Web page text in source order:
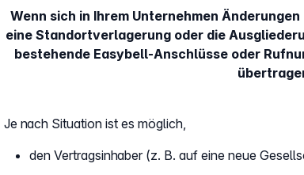
Wenn sich in Ihrem Unternehmen
eine Standortverlagerung oder die
bestehende Easybell-Anschlüsse oder
Je nach Situation ist es möglich,
den Vertragsinhaber (z. B. auf eine neue